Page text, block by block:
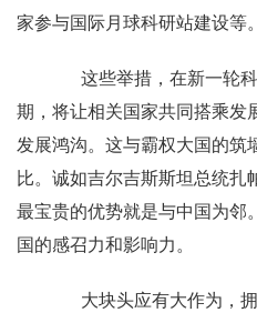
家参与国际月球科研站建设等。
这些举措，在新一轮科
期，将让相关国家共同搭乘发
发展鸿沟。这与霸权大国的筑
比。诚如吉尔吉斯斯坦总统扎
最宝贵的优势就是与中国为邻
国的感召力和影响力。
大块头应有大作为，拥